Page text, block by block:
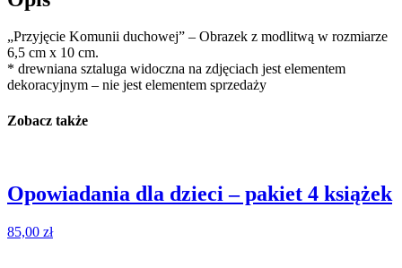
„Przyjęcie Komunii duchowej” – Obrazek z modlitwą w rozmiarze
6,5 cm x 10 cm.
* drewniana sztaluga widoczna na zdjęciach jest elementem
dekoracyjnym – nie jest elementem sprzedaży
Zobacz także
Opowiadania dla dzieci – pakiet 4 książek
85,00 zł